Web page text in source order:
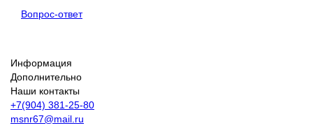
Вопрос-ответ
Информация
Дополнительно
Наши контакты
+7(904) 381-25-80
msnr67@mail.ru